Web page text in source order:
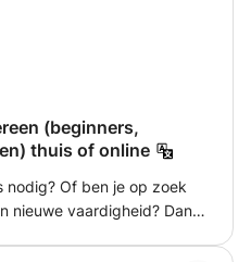
En herhaal. Het
punten om te verbeteren,
een winkelgesprek
en opmerkingen die
te verbeteren.
(beginners,
thuis of online
nodig? Of ben je op zoek
nieuwe vaardigheid? Dan